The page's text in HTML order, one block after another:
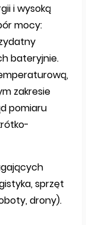
i wysoką
mocy:
bateryjnie.
zakresie
pomiaru
sprzęt
drony).